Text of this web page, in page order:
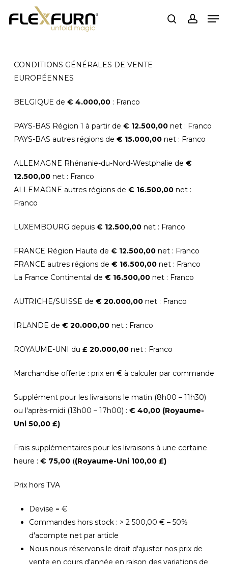
recherchecompte
CONDITIONS GÉNÉRALES DE VENTE
EUROPÉENNES
BELGIQUE de € 4.000,00: Franco
PAYS-BAS Région 1 à partir de € 12.500,00net : Franco
PAYS-BAS autres régions de € 15.000,00net : Franco
ALLEMAGNE Rhénanie-du-Nord-Westphalie de €
12.500,00net : Franco
ALLEMAGNE autres régions de € 16.500,00net :
Franco
LUXEMBOURG depuis € 12.500,00net : Franco
FRANCE Région Haute de € 12.500,00net : Franco
FRANCE autres régions de € 16.500,00net : Franco
La France Continental de € 16.500,00net : Franco
AUTRICHE/SUISSE de € 20.000,00 net : Franco
IRLANDE de € 20.000,00 net : Franco
ROYAUME-UNI du £ 20.000,00 net : Franco
Marchandise offerte : prix en € à calculer par commande
Supplément pour les livraisons le matin (8h00 – 11h30)
ou l'après-midi (13h00 – 17h00) : € 40,00 (Royaume-
Uni 50,00 £)
Frais supplémentaires pour les livraisons à une certaine
heure : € 75,00((Royaume-Uni 100,00 £)
Prix hors TVA
Devise = €
Commandes hors stock : > 2 500,00 € – 50%
d'acompte net par article
Nous nous réservons le droit d'ajuster nos prix de
vente en cours d'année en raison des variations de